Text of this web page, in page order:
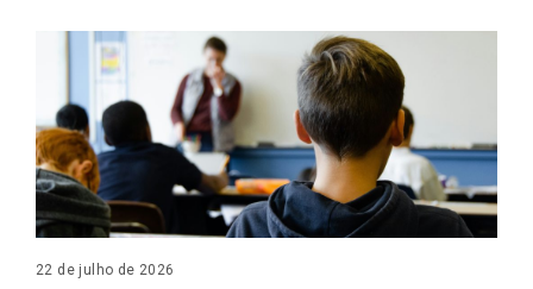
22 de julho de 2026